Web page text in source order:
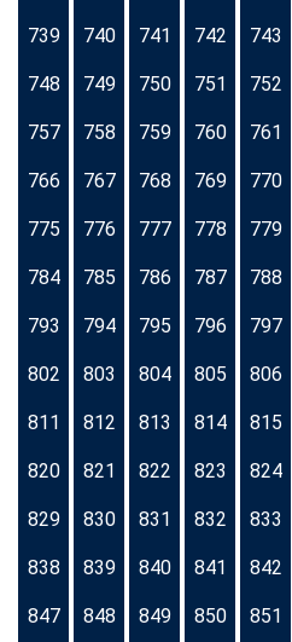
739 740 741 742 743
748 749 750 751 752
757 758 759 760 761
766 767 768 769 770
775 776 777 778 779
784 785 786 787 788
793 794 795 796 797
802 803 804 805 806
811 812 813 814 815
820 821 822 823 824
829 830 831 832 833
838 839 840 841 842
847 848 849 850 851